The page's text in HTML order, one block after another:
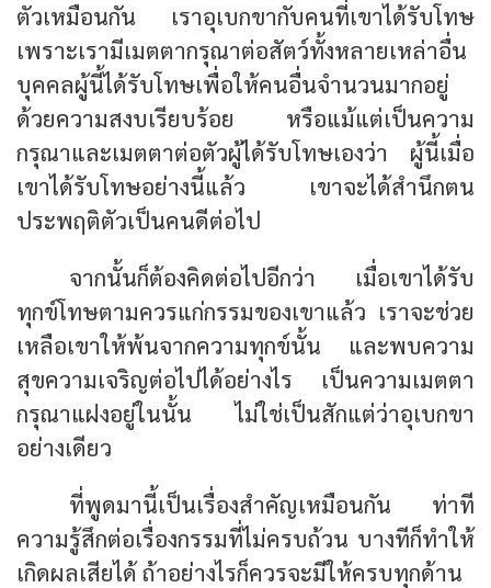
ตัวเหมือนกัน เราอุเบกขากับคนที่เขาได้รับโทษ
เพราะเรามีเมตตากรุณาต่อสัตว์ทั้งหลายเหล่าอื่น
บุคคลผู้นี้ได้รับโทษเพื่อให้คนอื่นจำนวนมากอยู่
ด้วยความสงบเรียบร้อย หรือแม้แต่เป็นความ
กรุณาและเมตตาต่อตัวผู้ได้รับโทษเองว่า ผู้นี้เมื่อ
เขาได้รับโทษอย่างนี้แล้ว เขาจะได้สำนึกตน
ประพฤติตัวเป็นคนดีต่อไป
จากนั้นก็ต้องคิดต่อไปอีกว่า เมื่อเขาได้รับ
ทุกข์โทษตามควรแก่กรรมของเขาแล้ว เราจะช่วย
เหลือเขาให้พ้นจากความทุกข์นั้น และพบความ
สุขความเจริญต่อไปได้อย่างไร เป็นความเมตตา
กรุณาแฝงอยู่ในนั้น ไม่ใช่เป็นสักแต่ว่าอุเบกขา
อย่างเดียว
ที่พูดมานี้เป็นเรื่องสำคัญเหมือนกัน ท่าที
ความรู้สึกต่อเรื่องกรรมที่ไม่ครบถ้วน บางทีก็ทำให้
เกิดผลเสียได้ ถ้าอย่างไรก็ควรจะมีให้ครบทุกด้าน